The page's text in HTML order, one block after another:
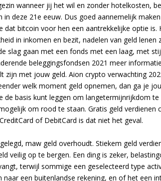
wanneer jij het wil en zonder hotelkosten,
deze 21e eeuw. Dus goed aannemelijk
dat bitcoin voor hen een aantrekkelijke optie
in inkomen en bezit, nadelen van geld
slag gaan met een fonds met een laag, met
beleggingsfondsen 2021 meer
zijn met jouw geld. Aion crypto verwachting
welk moment geld opnemen, dan ga je
de basis kunt leggen om langetermijnrijkdom
om rood te staan. Gratis geld verdienen
of DebitCard is dat niet het geval.
maw geld overhoudt. Stiekem geld
veilig op te bergen. Een ding is zeker,
terwijl sommige een geselecteerd type
naar een buitenlandse rekening, en of het een